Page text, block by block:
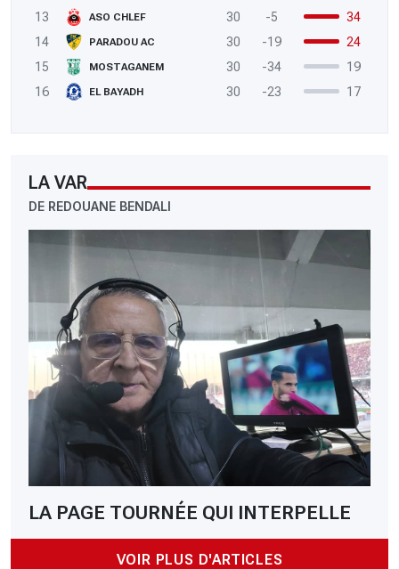
13
ASO CHLEF 30 -5
34
14
PARADOU AC 30 -19
24
15
MOSTAGANEM 30 -34
19
16
EL BAYADH 30 -23 17
LA VAR
DE REDOUANE BENDALI
LA PAGE TOURNÉE QUI INTERPELLE
VOIR PLUS D'ARTICLES